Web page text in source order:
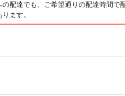
配達でも、ご希望通りの配達時間で
ます。